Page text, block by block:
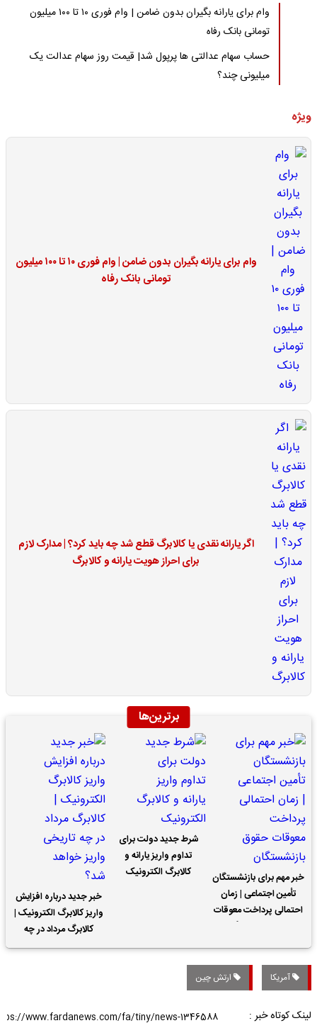
وام برای یارانه بگیران بدون ضامن | وام فوری ۱۰ تا ۱۰۰ میلیون
تومانی بانک رفاه
حساب سهام عدالتی ها پرپول شد| قیمت روز سهام عدالت یک
میلیونی چند؟
ویژه
وام برای یارانه بگیران بدون ضامن | وام فوری ۱۰ تا ۱۰۰ میلیون
تومانی بانک رفاه
اگر یارانه نقدی یا کالابرگ قطع شد چه باید کرد؟ | مدارک لازم
برای احراز هویت یارانه و کالابرگ
برترین‌ها
خبر مهم برای بازنشستگان
تأمین اجتماعی | زمان
احتمالی پرداخت معوقات
شرط جدید دولت برای
تداوم واریز یارانه و
کالابرگ الکترونیک
خبر جدید درباره افزایش
واریز کالابرگ الکترونیک |
کالابرگ مرداد در چه
تاریخی واریز خواهد شد؟
آمریکا ارتش چین
لینک کوتاه خبر :